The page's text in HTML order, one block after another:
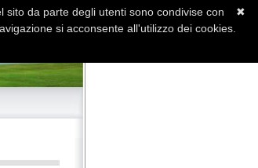
✖
da parte degli utenti sono condivise con
si acconsente all'utilizzo dei cookies.